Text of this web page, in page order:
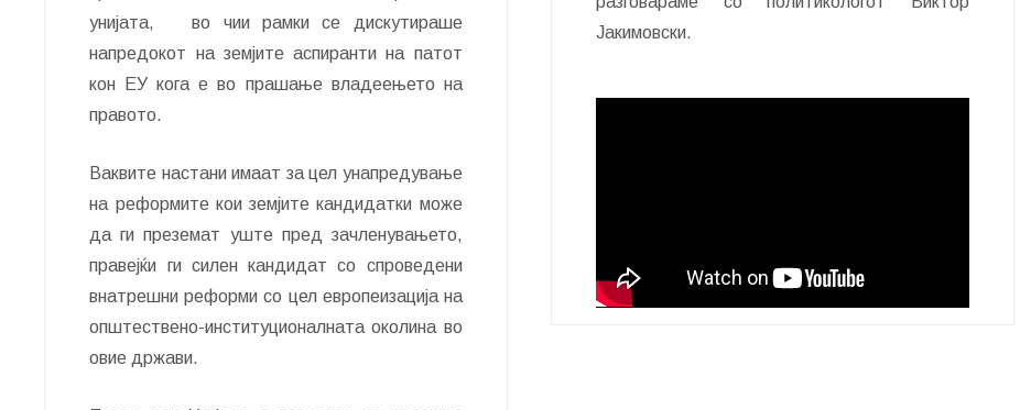
унијата, во чии рамки се дискутираше
напредокот на земјите аспиранти на патот
кон ЕУ кога е во прашање владеењето на
правото.
Ваквите настани имаат за цел унапредување
на реформите кои земјите кандидатки може
да ги преземат уште пред зачленувањето,
правејќи ги силен кандидат со спроведени
внатрешни реформи со цел европеизација на
општествено-институционалната околина во
овие држави.
Јакимовски.